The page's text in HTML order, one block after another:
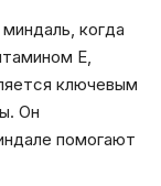
когда
Е,
ключевым
Он
помогают